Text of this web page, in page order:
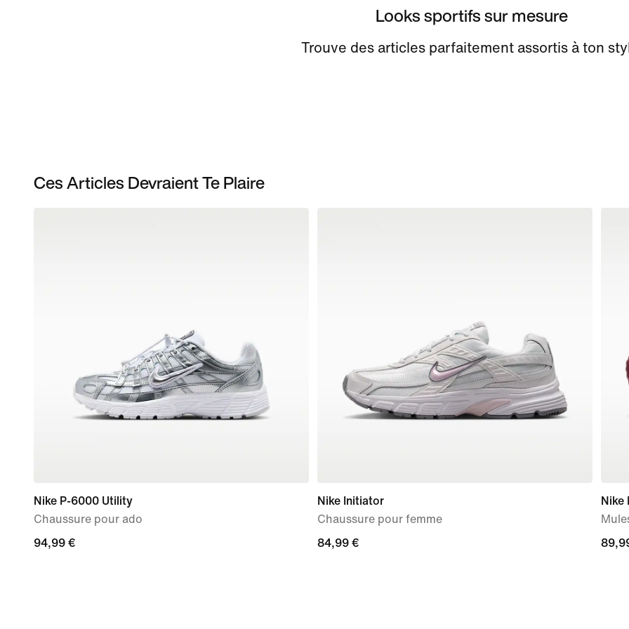
Looks sportifs sur mesure
Trouve des articles parfaitement assortis à ton
Ces Articles Devraient Te Plaire
Nike P-6000 Utility
Chaussure pour ado
94,99 €
94,99 €
Nike Initiator
Chaussure pour femme
84,99 €
84,99 €
Nike